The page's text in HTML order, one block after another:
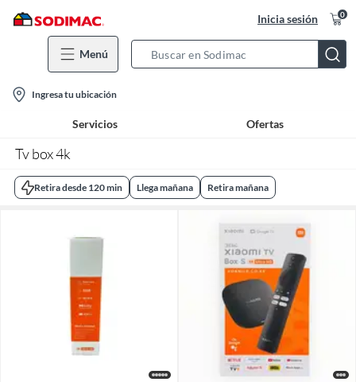
Inicia sesión 0
Menú
Bar
location-
icon
Ingresa tu ubicación
Servicios Ofertas
Tv box 4k
Retira desde 120 min Llega mañana Retira mañana